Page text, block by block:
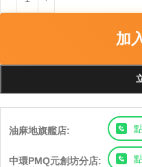
加
油麻地旗艦店:
中環PMQ元創坊分店: